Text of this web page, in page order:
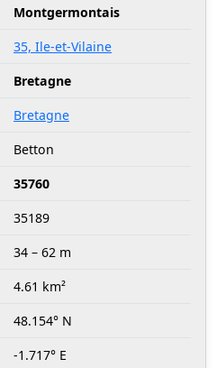
Montgermontais
35, Ile-et-Vilaine
Bretagne
Bretagne
Betton
35760
35189
34 – 62 m
4.61 km²
48.154° N
-1.717° E